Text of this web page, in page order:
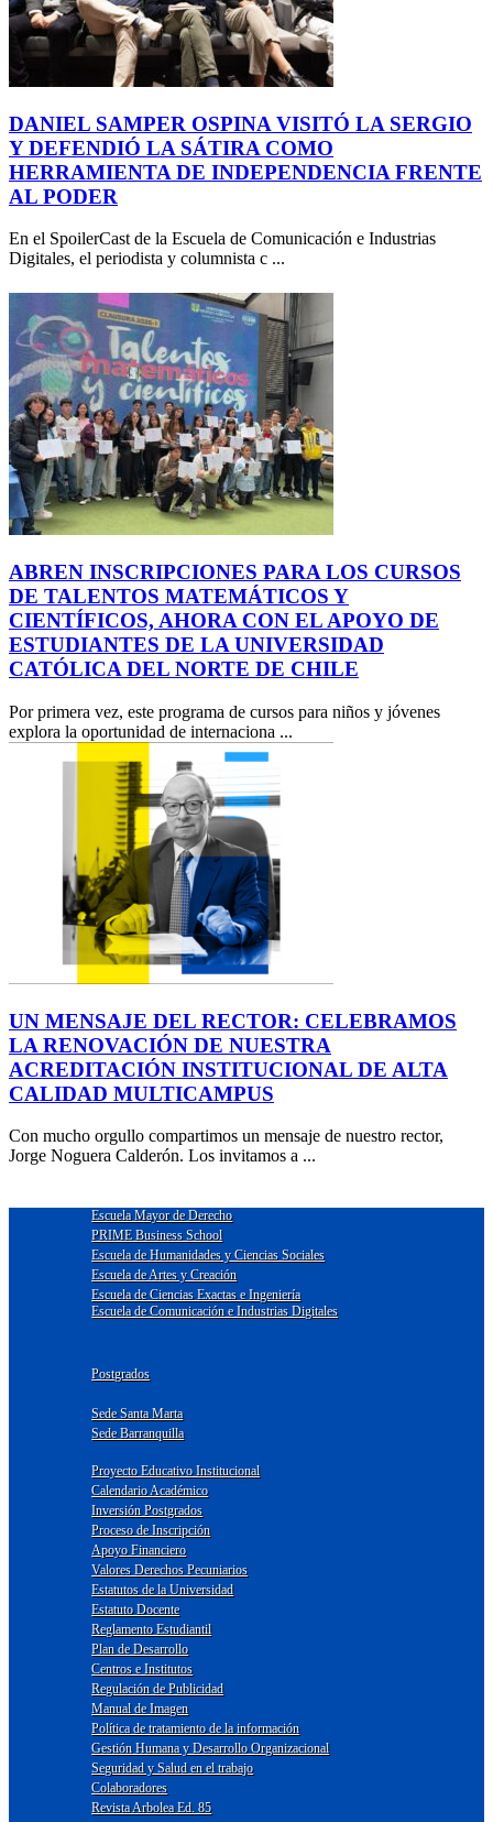
DANIEL SAMPER OSPINA VISITÓ LA SERGIO
Y DEFENDIÓ LA SÁTIRA COMO
HERRAMIENTA DE INDEPENDENCIA FRENTE
AL PODER
En el SpoilerCast de la Escuela de Comunicación e Industrias
Digitales, el periodista y columnista c ...
ABREN INSCRIPCIONES PARA LOS CURSOS
DE TALENTOS MATEMÁTICOS Y
CIENTÍFICOS, AHORA CON EL APOYO DE
ESTUDIANTES DE LA UNIVERSIDAD
CATÓLICA DEL NORTE DE CHILE
Por primera vez, este programa de cursos para niños y jóvenes
explora la oportunidad de internaciona ...
UN MENSAJE DEL RECTOR: CELEBRAMOS
LA RENOVACIÓN DE NUESTRA
ACREDITACIÓN INSTITUCIONAL DE ALTA
CALIDAD MULTICAMPUS
Con mucho orgullo compartimos un mensaje de nuestro rector,
Jorge Noguera Calderón. Los invitamos a ...
Escuela Mayor de Derecho
PRIME Business School
Escuela de Humanidades y Ciencias Sociales
Escuela de Artes y Creación
Escuela de Ciencias Exactas e Ingeniería
Escuela de Comunicación e Industrias Digitales
Postgrados
Sede Santa Marta
Sede Barranquilla
Proyecto Educativo Institucional
Calendario Académico
Inversión Postgrados
Proceso de Inscripción
Apoyo Financiero
Valores Derechos Pecuniarios
Estatutos de la Universidad
Estatuto Docente
Reglamento Estudiantil
Plan de Desarrollo
Centros e Institutos
Regulación de Publicidad
Manual de Imagen
Política de tratamiento de la información
Gestión Humana y Desarrollo Organizacional
Seguridad y Salud en el trabajo
Colaboradores
Revista Arbolea Ed. 85